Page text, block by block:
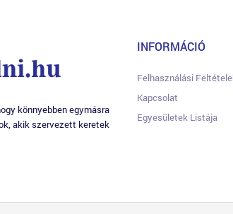
könnyebben egymásra
akik szervezett keretek
INFORMÁCIÓ
Felhasználási
Kapcsolat
Egyesületek Listája